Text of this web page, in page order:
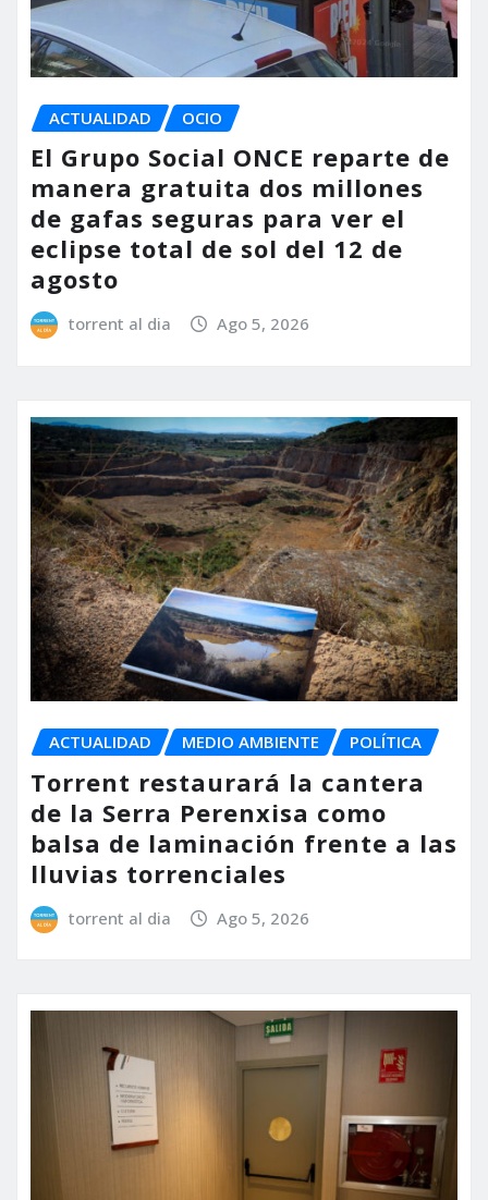
ACTUALIDAD OCIO
El Grupo Social ONCE reparte de
manera gratuita dos millones
de gafas seguras para ver el
eclipse total de sol del 12 de
agosto
torrent al dia Ago 5, 2026
ACTUALIDAD MEDIO AMBIENTE POLÍTICA
Torrent restaurará la cantera
de la Serra Perenxisa como
balsa de laminación frente a las
lluvias torrenciales
torrent al dia Ago 5, 2026